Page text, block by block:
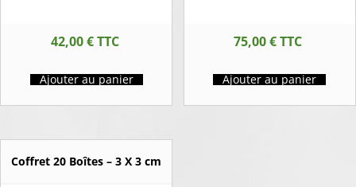
42,00€TTC
Ajouter au panier
75,00€TTC
Ajouter au panier
Coffret 20 Boîtes – 3 X 3 cm